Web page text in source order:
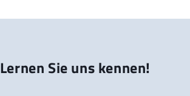
Lernen Sie uns kennen!